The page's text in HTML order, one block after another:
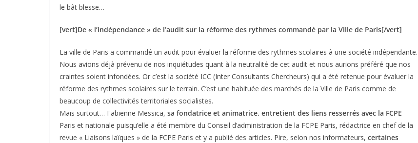
le bât blesse…
[vert]De « l’indépendance » de l’audit sur la réforme des rythmes commandé par la Ville de Paris[/vert]
La ville de Paris a commandé un audit pour évaluer la réforme des rythmes scolaires à une société indépendante.
Nous avions déjà prévenu de nos inquiétudes quant à la neutralité de cet audit et nous aurions préféré que nos
craintes soient infondées. Or c’est la société ICC (Inter Consultants Chercheurs) qui a été retenue pour évaluer la
réforme des rythmes scolaires sur le terrain. C’est une habituée des marchés de la Ville de Paris comme de
beaucoup de collectivités territoriales socialistes.
Mais surtout… Fabienne Messica, sa fondatrice et animatrice, entretient des liens resserrés avec la FCPE
Paris et nationale puisqu’elle a été membre du Conseil d’administration de la FCPE Paris, rédactrice en chef de la
revue « Liaisons laïques » de la FCPE Paris et y a publié des articles. Pire, selon nos informateurs, certaines